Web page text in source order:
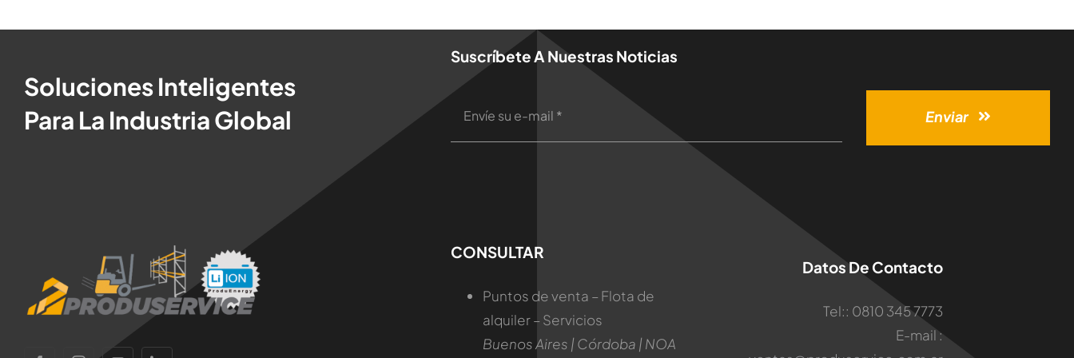
Soluciones Inteligentes
Para La Industria Global
Suscríbete A Nuestras Noticias
Enviar
CONSULTAR
Puntos de venta – Flota de
alquiler – Servicios
Buenos Aires | Córdoba | NOA
Datos De Contacto
Tel:: 0810 345 7773
E-mail :